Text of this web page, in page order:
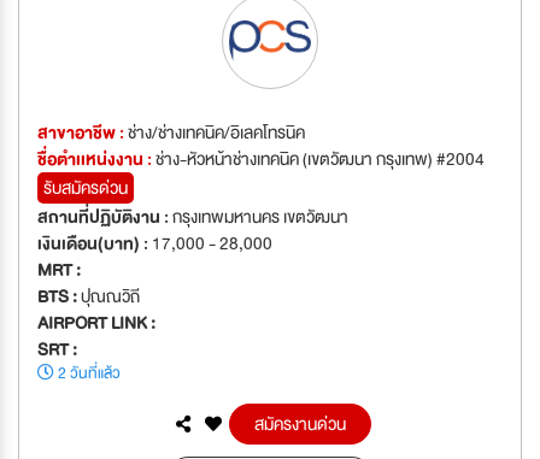
สาขาอาชีพ :ช่าง/ช่างเทคนิค/อิเลคโทรนิค
ชื่อตำเเหน่งงาน :ช่าง-หัวหน้าช่างเทคนิค (เขตวัฒนา กรุงเทพ) #2004
รับสมัครด่วน
สถานที่ปฏิบัติงาน :กรุงเทพมหานคร เขตวัฒนา
เงินเดือน(บาท) : 17,000 - 28,000
MRT :
BTS :ปุณณวิถี
AIRPORT LINK :
SRT :
2 วันที่แล้ว
สมัครงานด่วน